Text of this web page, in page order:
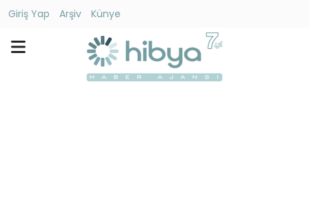
Giriş Yap Arşiv
Künye